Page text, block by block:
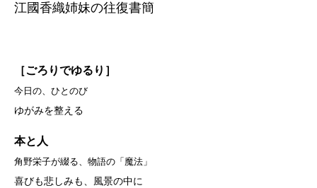
江國香織姉妹の往復書簡
［ごろりでゆるり］
今日の、ひとのび
ゆがみを整える
本と人
角野栄子が綴る、物語の「魔法」
喜びも悲しみも、風景の中に